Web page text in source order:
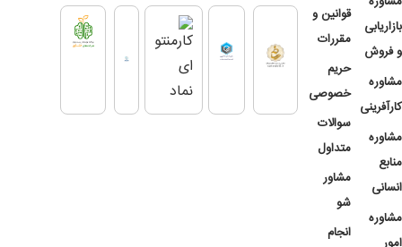
بازاریابی
و فروش
مشاوره
کارآفرینی
مشاوره
منابع
انسانی
مشاوره
قوانین و
مقررات
حریم
خصوصی
سوالات
متداول
مشاور
شو
انجام